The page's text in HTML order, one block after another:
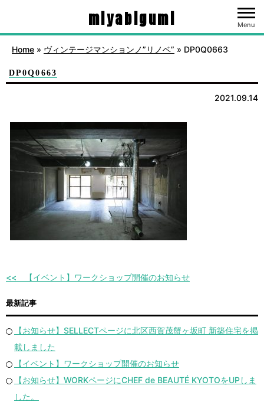
miyabigumi Menu
Home » ヴィンテージマンションノ”リノベ” » DP0Q0663
DP0Q0663
2021.09.14
【イベント】ワークショップ開催のお知らせ
最新記事
【お知らせ】SELLECTページに北区西賀茂蟹ヶ坂町 新築住宅を掲
載しました
【イベント】ワークショップ開催のお知らせ
【お知らせ】WORKページにCHEF de BEAUTÉ KYOTOをUPしま
した。